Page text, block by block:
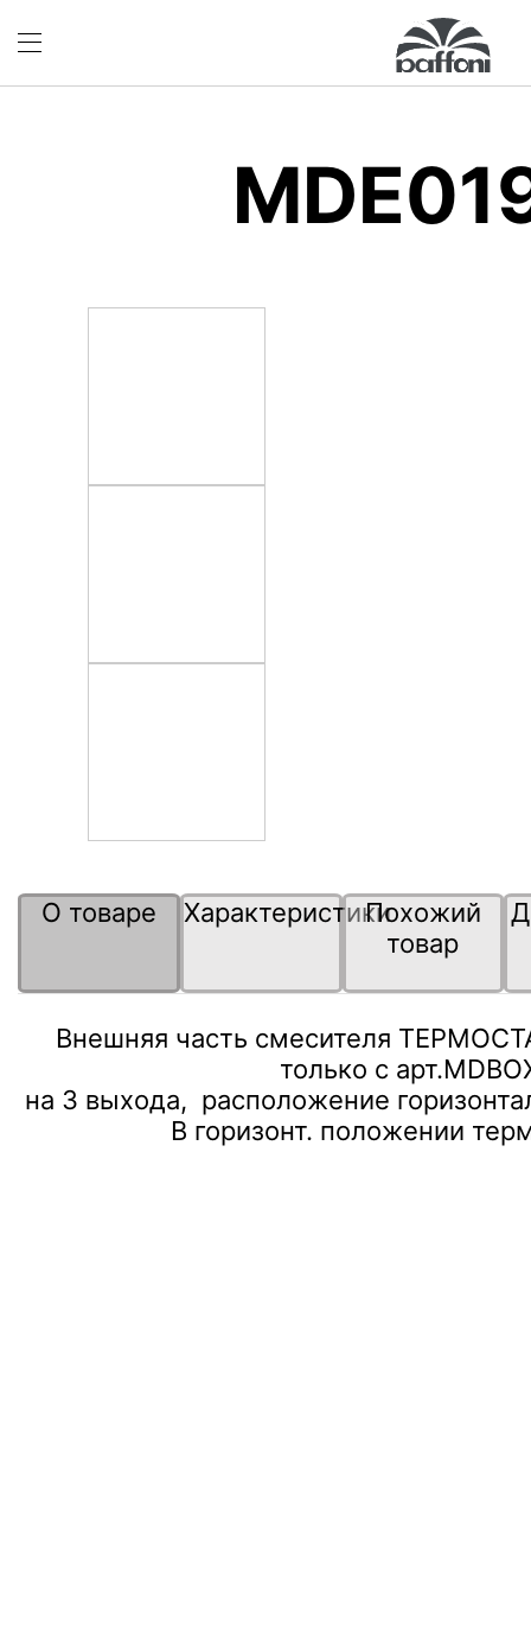
О товаре ХарактеристикиПохожий
товар
Внешняя часть смесителя
только с
на 3 выхода, расположение
В горизонт. положении